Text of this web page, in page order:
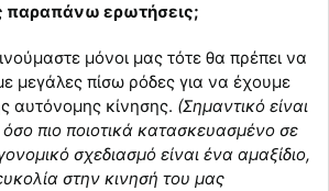
παραπάνω ερωτήσεις;
μόνοι μας τότε θα πρέπει να
μεγάλες πίσω ρόδες για να έχουμε
αυτόνομης κίνησης. (Σημαντικό είναι
πιο ποιοτικά κατασκευασμένο σε
σχεδιασμό είναι ένα αμαξίδιο,
στην κινησή του μας